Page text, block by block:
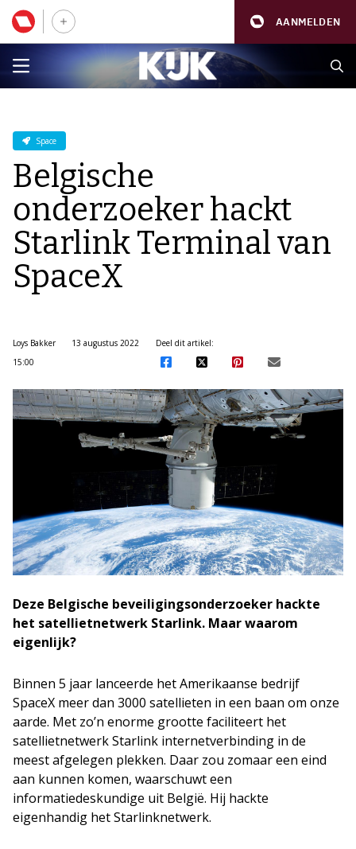
AANMELDEN
Space
Belgische
onderzoeker hackt
Starlink Terminal van
SpaceX
Loys Bakker
13 augustus 2022
15:00
Deel dit artikel:
Deze Belgische beveiligingsonderzoeker hackte
het satellietnetwerk Starlink. Maar waarom
eigenlijk?
Binnen 5 jaar lanceerde het Amerikaanse bedrijf
SpaceX meer dan 3000 satellieten in een baan om onze
aarde. Met zo’n enorme grootte faciliteert het
satellietnetwerk Starlink internetverbinding in de
meest afgelegen plekken. Daar zou zomaar een eind
aan kunnen komen, waarschuwt een
informatiedeskundige uit België. Hij hackte
eigenhandig het Starlinknetwerk.